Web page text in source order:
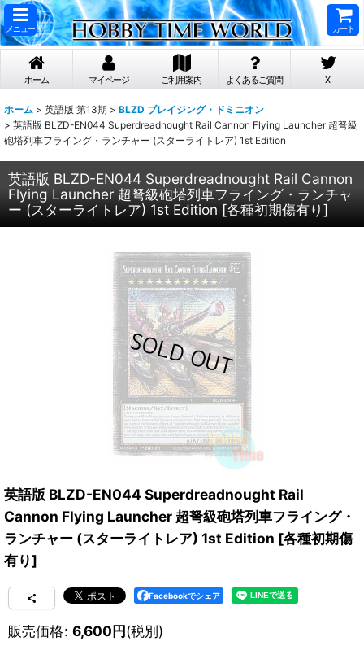
メニュー カート
ホーム マイページ ご利用案内 よくあるご質問 X
ホーム > 英語版 第13期 > BLZD ブレイジング・ドミニオン
> 英語版 BLZD-EN044 Superdreadnought Rail Cannon Flying Launcher 超弩級
砲塔列車フライング・ランチャー (スターライトレア) 1st Edition
英語版 BLZD-EN044 Superdreadnought Rail Cannon
Flying Launcher 超弩級砲塔列車フライング・ランチャ
ー (スターライトレア) 1st Edition [各種初期傷有り]
英語版 BLZD-EN044 Superdreadnought Rail
Cannon Flying Launcher 超弩級砲塔列車フライング・
ランチャー (スターライトレア) 1st Edition [各種初期傷
有り]
Facebookでシェア
販売価格: 6,600円(税別)